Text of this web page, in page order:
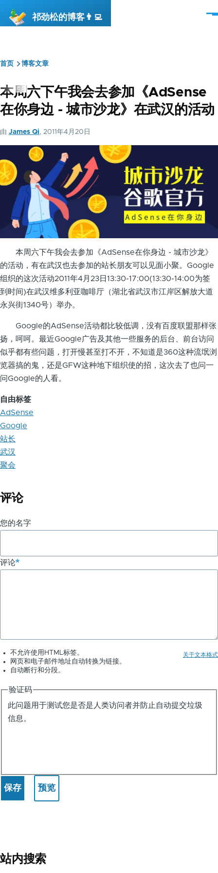
祁劲松的博客👨‍💻
菜
面
包
屑
首页 博客文章
本周六下午我会去参加《AdSense
在你身边 - 城市沙龙》在武汉的活动
由 James Qi, 2011年4月20日
本周六下午我会去参加《AdSense在你身边 - 城市沙龙》
的活动，有在武汉也去参加的站长朋友可以见面小聚。Google
组织的这次活动2011年4月23日13:30-17:00(13:30-14:00为签
到时间)在武汉维多利亚咖啡厅（湖北省武汉市江岸区解放大道
永兴街1340号）举办。
Google的AdSense活动都比较低调，没有百度联盟那样张
扬，呵呵。最近Google广告及其他一些服务的后台、前台访问
似乎都有些问题，打开慢甚至打不开，不知道是360这种流氓浏
览器搞的鬼，还是GFW这种地下组织使的招，这次去了也问一
问Google的人看。
自由标签
AdSense
Google
站长
武汉
聚会
评论
您的名字
评论
关于文本格式
不允许使用HTML标签。
网页和电子邮件地址自动转换为链接。
自动断行和分段。
验证码
此问题用于测试您是否是人类访问者并防止自动提交垃圾
信息。
站内搜索